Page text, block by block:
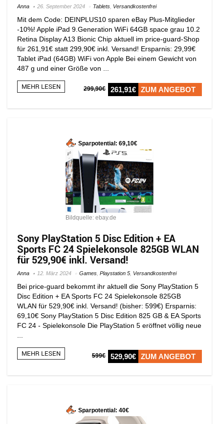
Anna 26. September 2024 Tablets Versandkostenfrei
Mit dem Code: DEINPLUS10 sparen eBay Plus-Mitglieder
-10%! Apple iPad 9.Generation WiFi 64GB space grau 10.2
Retina Display A13 Bionic Chip aktuell im price-guard-Shop
für 261,91€ statt 299,90€ inkl. Versand! Ersparnis: 29,99€
Tablet iPad (64GB) WiFi von Apple Bei einem Gewicht von
487 g und einer Größe von ...
MEHR LESEN 299,90€ 261,91€ ZUM ANGEBOT
Sparpotential: 69,10€
Bildquelle: ebay.de
Sony PlayStation 5 Disc Edition + EA
Sports FC 24 Spielekonsole 825GB WLAN
für 529,90€ inkl. Versand!
Anna 12. März 2024 Games Playstation 5 Versandkostenfrei
Bei price-guard bekommt ihr aktuell die Sony PlayStation 5
Disc Edition + EA Sports FC 24 Spielekonsole 825GB
WLAN für 529,90€ inkl. Versand! (bisher: 599€) Ersparnis:
69,10€ Sony PlayStation 5 Disc Edition 825 GB & EA Sports
FC 24 - Spielekonsole Die PlayStation 5 eröffnet völlig neue
MEHR LESEN 599€ 529,90€ ZUM ANGEBOT
Sparpotential: 40€